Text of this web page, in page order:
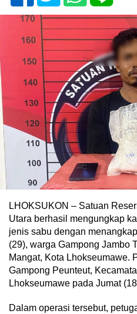
LHOKSUKON – Satuan
Utara berhasil mengungkap
jenis sabu dengan
(29), warga Gampong Jambo
Mangat, Kota Lhokseumawe.
Gampong Peunteut,
Lhokseumawe pada Jumat
Dalam operasi tersebut,